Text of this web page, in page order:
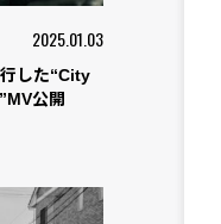
2025.01.03
した“City
公開